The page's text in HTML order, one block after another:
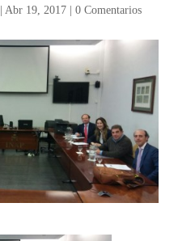
Abr 19, 2017| 0 Comentarios